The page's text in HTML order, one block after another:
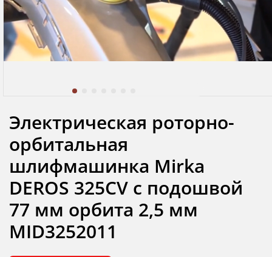
Электрическая роторно-
орбитальная
шлифмашинка Mirka
DEROS 325CV с подошвой
77 мм орбита 2,5 мм
MID3252011